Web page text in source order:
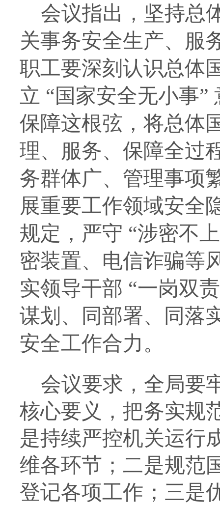
会议指出，坚持总
关事务安全生产、服
职工要深刻认识总体
立 “国家安全无小事
保障这根弦，将总体
理、服务、保障全过
务群体广、管理事项
展重要工作领域安全
规定，严守 “涉密不
密装置、电信诈骗等
实领导干部 “一岗双
谋划、同部署、同落
安全工作合力。
会议要求，全局要
核心要义，把务实规
是持续严控机关运行
维各环节；二是规范
登记各项工作；三是